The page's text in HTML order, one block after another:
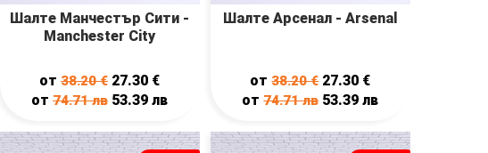
Шалте Манчестър Сити -
Manchester City
от38.20€ 27.30 €
от74.71лв 53.39лв
Шалте Арсенал - Arsenal
от38.20€ 27.30 €
от74.71лв 53.39лв